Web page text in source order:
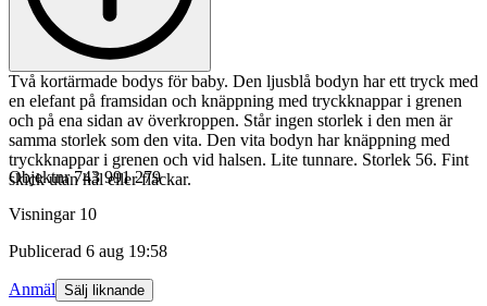
Två kortärmade bodys för baby. Den ljusblå bodyn har ett tryck med
en elefant på framsidan och knäppning med tryckknappar i grenen
och på ena sidan av överkroppen. Står ingen storlek i den men är
samma storlek som den vita. Den vita bodyn har knäppning med
tryckknappar i grenen och vid halsen. Lite tunnare. Storlek 56. Fint
skick utan hål eller fläckar.
Objektnr 743 991 279
Visningar 10
Publicerad 6 aug 19:58
Anmäl Sälj liknande